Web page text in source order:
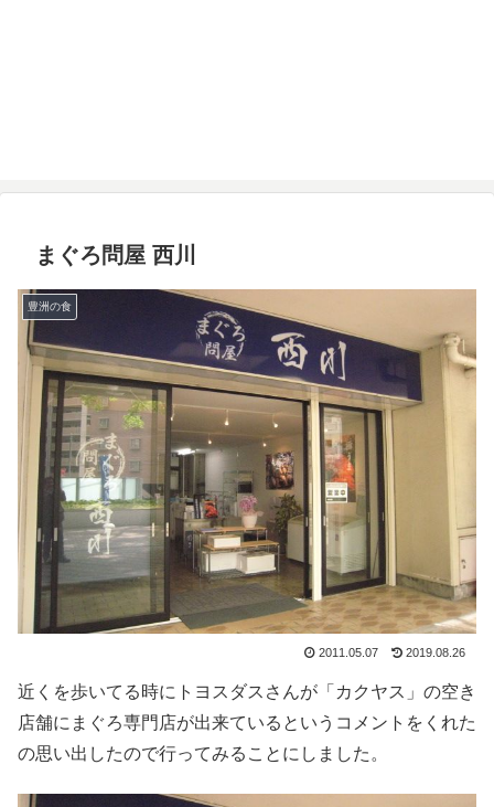
まぐろ問屋 西川
豊洲の食
2011.05.07 2019.08.26
近くを歩いてる時にトヨスダスさんが「カクヤス」の空き
店舗にまぐろ専門店が出来ているというコメントをくれた
の思い出したので行ってみることにしました。